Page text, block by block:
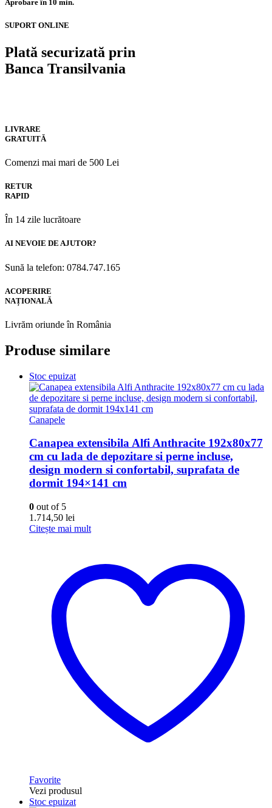
Aprobare în 10 min.
SUPORT ONLINE
Plată securizată prin
Banca Transilvania
LIVRARE
GRATUITĂ
Comenzi mai mari de 500 Lei
RETUR
RAPID
În 14 zile lucrătoare
AI NEVOIE DE AJUTOR?
Sună la telefon: 0784.747.165
ACOPERIRE
NAȚIONALĂ
Livrăm oriunde în România
Produse similare
Stoc epuizat
Canapele
Canapea extensibila Alfi Anthracite 192x80x77
cm cu lada de depozitare si perne incluse,
design modern si confortabil, suprafata de
dormit 194×141 cm
0 out of 5
1.714,50 lei
Citește mai mult
Favorite
Vezi produsul
Stoc epuizat